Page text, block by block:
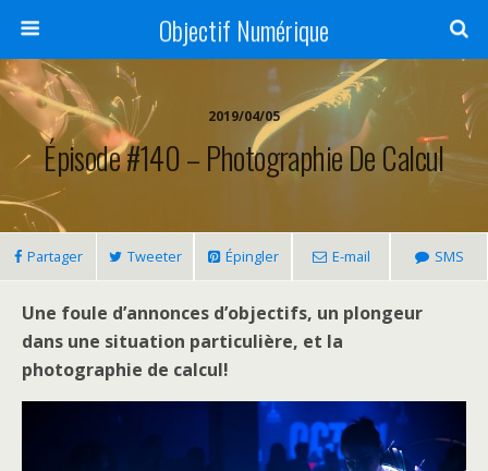
Objectif Numérique
2019/04/05
Épisode #140 – Photographie De Calcul
Partager Tweeter Épingler E-mail SMS
Une foule d’annonces d’objectifs, un plongeur
dans une situation particulière, et la
photographie de calcul!